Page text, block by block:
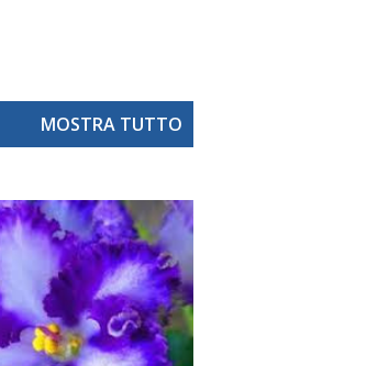
MOSTRA TUTTO